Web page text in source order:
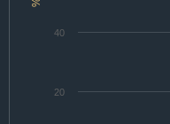
%
20
40